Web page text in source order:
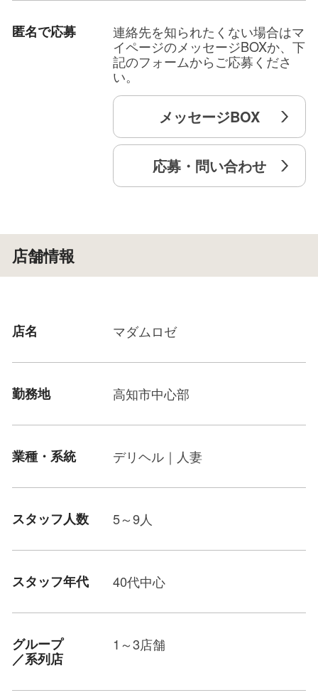
匿名で応募
連絡先を知られたくない場合はマ
イページのメッセージBOXか、下
記のフォームからご応募くださ
い。
メッセージBOX
応募・問い合わせ
店舗情報
店名 マダムロゼ
勤務地 高知市中心部
業種・系統 デリヘル｜人妻
スタッフ人数 5～9人
スタッフ年代 40代中心
グループ
／系列店
1～3店舗